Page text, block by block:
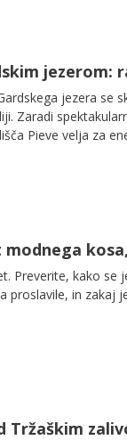
jezerom:
jezera se
Zaradi
Pieve velja za
Preverite, kako
proslavile, in zakaj
Tržaškim